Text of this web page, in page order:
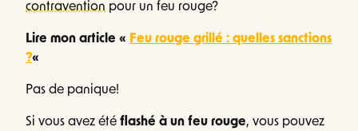
contravention pour un feu rouge?
Lire mon article « Feu rouge grillé : quelles sanctions
?«
Pas de panique!
Si vous avez été flashé à un feu rouge, vous pouvez